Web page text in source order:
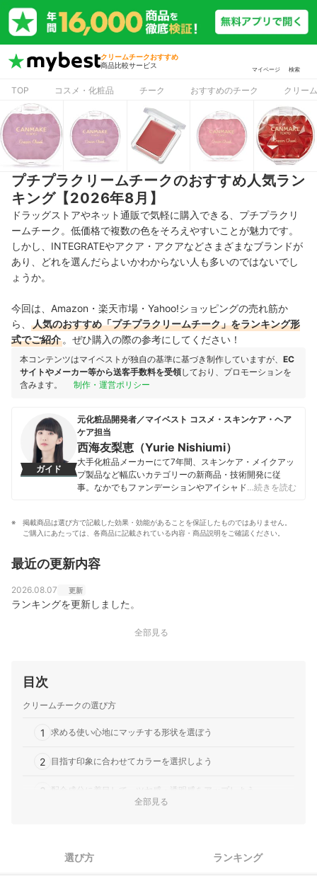
クリームチークおすすめ
商品比較サービス
マイページ 検索
TOP コスメ・化粧品 チーク おすすめのチーク クリー
プチプラクリームチークのおすすめ人気ラン
キング【2026年8月】
ドラッグストアやネット通販で気軽に購入できる、プチプラクリ
ームチーク。低価格で複数の色をそろえやすいことが魅力です。
しかし、INTEGRATEやアクア・アクアなどさまざまなブランドが
あり、どれを選んだらよいかわからない人も多いのではないでし
ょうか。
今回は、Amazon・楽天市場・Yahoo!ショッピングの売れ筋か
ら、
人気のおすすめ「プチプラクリームチーク」をランキング形
式でご紹介 。ぜひ購入の際の参考にしてください！
本コンテンツはマイベストが独自の基準に基づき制作していますが、 EC
サイトやメーカー等から送客手数料を受領しており、プロモーションを
含みます。
制作・運営ポリシー
ガイド
元化粧品開発者／マイベスト コスメ・スキンケア・ヘア
ケア担当
西海友梨恵（Yurie Nishiumi）
大手化粧品メーカーにて7年間、スキンケア・メイクアッ
プ製品など幅広いカテゴリーの新商品・技術開発に従
事。なかでもファンデーションやアイシャドウ、口紅な
1500点以上のコスメを比較検証。開発現場で培った知識
をもとに、成分や処方の背景をふまえながら、専門的な
がらコンテンツを制作している。
…続きを読む
掲載商品は選び方で記載した効果・効能があることを保証したものではありません。
ご購入にあたっては、各商品に記載されている内容・商品説明をご確認ください。
最近の更新内容
2026.08.07 更新
ランキングを更新しました。
全部見る
目次
クリームチークの選び方
1 求める使い心地にマッチする形状を選ぼう
2 目指す印象に合わせてカラーを選択しよう
3 配合成分に着目して、ツヤ感・透明感をアップしよう
プチプラクリームチーク全37商品おすすめ人気ランキング
全部見る
選び方 ランキング